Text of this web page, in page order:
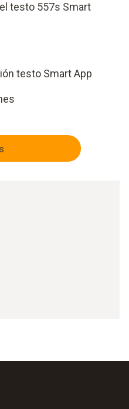
testo 557s Smart
testo Smart App